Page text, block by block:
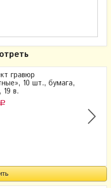
гравюр
10 шт., бумага,
19 в.
Р